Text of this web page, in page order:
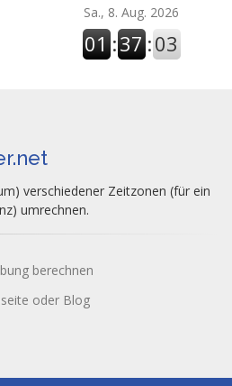
Sa., 8. Aug. 2026
01 :37 :03
verschiedener Zeitzonen (für ein
umrechnen.
berechnen
oder Blog